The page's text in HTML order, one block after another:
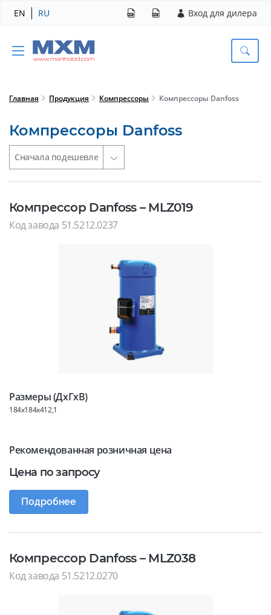
EN RU Вход для дилера
Главная Продукция Компрессоры Компрессоры Danfoss
Компрессоры Danfoss
Компрессор Danfoss – MLZ019
Код завода 51.5212.0237
Размеры (ДхГхВ)
184x184x412,1
Рекомендованная розничная цена
Цена по запросу
Подробнее
Компрессор Danfoss – MLZ038
Код завода 51.5212.0270